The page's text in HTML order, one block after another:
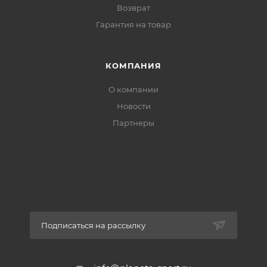
Возврат
Гарантия на товар
КОМПАНИЯ
О компании
Новости
Партнеры
Подписаться на рассылку